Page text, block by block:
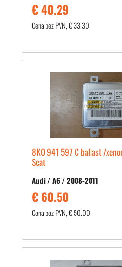
€ 40.29
Cena bez PVN, € 33.30
8K0 941 597 C ballast /
Seat
Audi / A6 / 2008-2011
€ 60.50
Cena bez PVN, € 50.00